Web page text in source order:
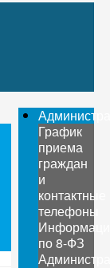
График
приема
граждан
и
контактные
телефоны
по 8-ФЗ